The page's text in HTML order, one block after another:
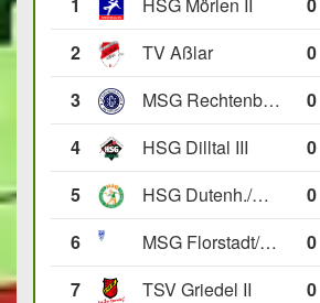
2
TV Aßlar 0
3
MSG Rechtenbach/Wetzlar II 0
4
HSG Dilltal III 0
5
HSG Dutenh./Münchholzh. IV 0
6
MSG Florstadt/Gettenau II 0
7
TSV Griedel II 0